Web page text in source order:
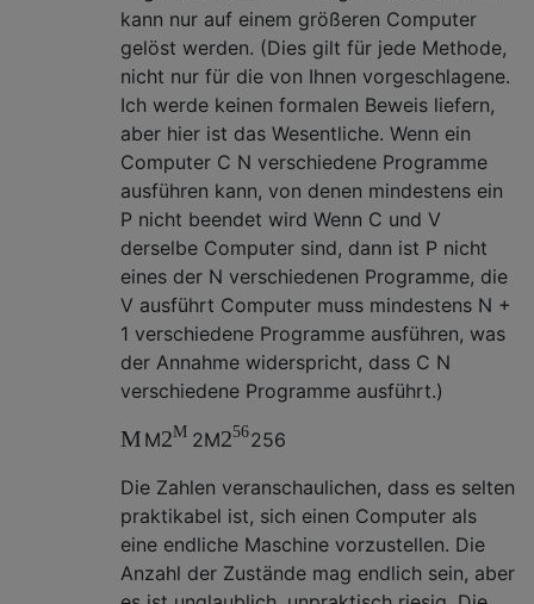
kann nur auf einem größeren Computer
gelöst werden. (Dies gilt für jede Methode,
nicht nur für die von Ihnen vorgeschlagene.
Ich werde keinen formalen Beweis liefern,
aber hier ist das Wesentliche. Wenn ein
Computer C N verschiedene Programme
ausführen kann, von denen mindestens ein
P nicht beendet wird Wenn C und V
derselbe Computer sind, dann ist P nicht
eines der N verschiedenen Programme, die
V ausführt Computer muss mindestens N +
1 verschiedene Programme ausführen, was
der Annahme widerspricht, dass C N
verschiedene Programme ausführt.)
M M2M 2M256256
Die Zahlen veranschaulichen, dass es selten
praktikabel ist, sich einen Computer als
eine endliche Maschine vorzustellen. Die
Anzahl der Zustände mag endlich sein, aber